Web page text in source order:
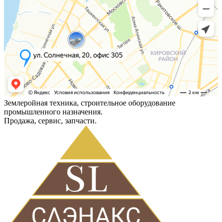
Землеройная техника, строительное оборудование
промышленного назначения.
Продажа, сервис, запчасти.